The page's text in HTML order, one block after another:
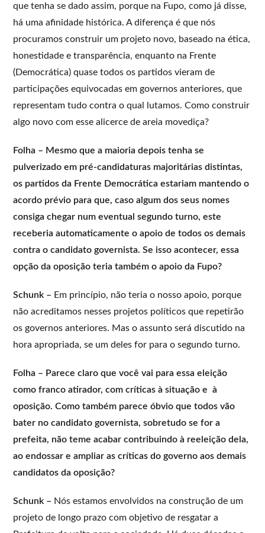
que tenha se dado assim, porque na Fupo, como já disse,
há uma afinidade histórica. A diferença é que nós
procuramos construir um projeto novo, baseado na ética,
honestidade e transparência, enquanto na Frente
(Democrática) quase todos os partidos vieram de
participações equivocadas em governos anteriores, que
representam tudo contra o qual lutamos. Como construir
algo novo com esse alicerce de areia movediça?
Folha – Mesmo que a maioria depois tenha se
pulverizado em pré-candidaturas majoritárias distintas,
os partidos da Frente Democrática estariam mantendo o
acordo prévio para que, caso algum dos seus nomes
consiga chegar num eventual segundo turno, este
receberia automaticamente o apoio de todos os demais
contra o candidato governista. Se isso acontecer, essa
opção da oposição teria também o apoio da Fupo?
Schunk – Em princípio, não teria o nosso apoio, porque
não acreditamos nesses projetos políticos que repetirão
os governos anteriores. Mas o assunto será discutido na
hora apropriada, se um deles for para o segundo turno.
Folha – Parece claro que você vai para essa eleição
como franco atirador, com críticas à situação e à
oposição. Como também parece óbvio que todos vão
bater no candidato governista, sobretudo se for a
prefeita, não teme acabar contribuindo à reeleição dela,
ao endossar e ampliar as críticas do governo aos demais
candidatos da oposição?
Schunk – Nós estamos envolvidos na construção de um
projeto de longo prazo com objetivo de resgatar a